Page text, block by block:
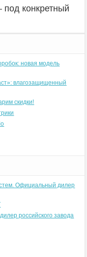
конкретный
новая модель
влагозащищенный
скидки!
Официальный дилер
российского завода